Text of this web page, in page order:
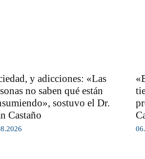
y adicciones: «Las
no saben qué están
sostuvo el Dr.
Castaño